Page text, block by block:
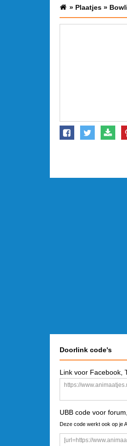
» Plaatjes »
Doorlink code's
Link voor Facebook,
UBB code voor
Deze code werkt ook op je